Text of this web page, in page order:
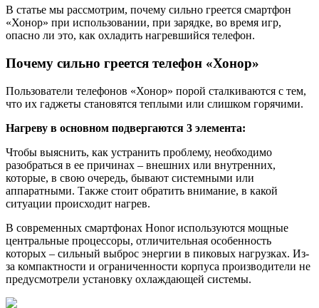
В статье мы рассмотрим, почему сильно греется смартфон
«Хонор» при использовании, при зарядке, во время игр,
опасно ли это, как охладить нагревшийся телефон.
Почему сильно греется телефон «Хонор»
Пользователи телефонов «Хонор» порой сталкиваются с тем,
что их гаджеты становятся теплыми или слишком горячими.
Нагреву в основном подвергаются 3 элемента:
Чтобы выяснить, как устранить проблему, необходимо
разобраться в ее причинах – внешних или внутренних,
которые, в свою очередь, бывают системными или
аппаратными. Также стоит обратить внимание, в какой
ситуации происходит нагрев.
В современных смартфонах Honor используются мощные
центральные процессоры, отличительная особенность
которых – сильный выброс энергии в пиковых нагрузках. Из-
за компактности и ограниченности корпуса производители не
предусмотрели установку охлаждающей системы.